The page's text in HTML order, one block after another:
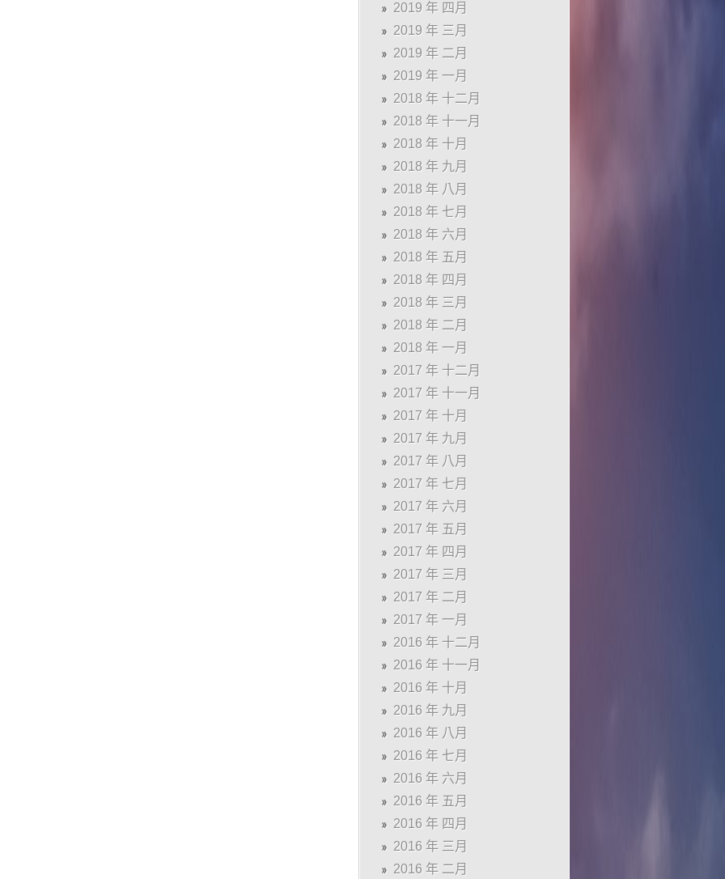
2019 年 四月
2019 年 三月
2019 年 二月
2019 年 一月
2018 年 十二月
2018 年 十一月
2018 年 十月
2018 年 九月
2018 年 八月
2018 年 七月
2018 年 六月
2018 年 五月
2018 年 四月
2018 年 三月
2018 年 二月
2018 年 一月
2017 年 十二月
2017 年 十一月
2017 年 十月
2017 年 九月
2017 年 八月
2017 年 七月
2017 年 六月
2017 年 五月
2017 年 四月
2017 年 三月
2017 年 二月
2017 年 一月
2016 年 十二月
2016 年 十一月
2016 年 十月
2016 年 九月
2016 年 八月
2016 年 七月
2016 年 六月
2016 年 五月
2016 年 四月
2016 年 三月
2016 年 二月